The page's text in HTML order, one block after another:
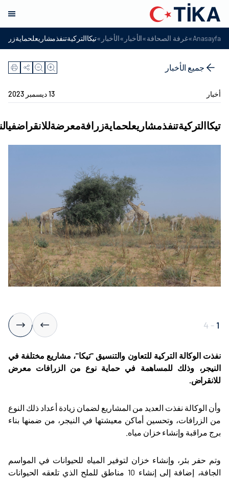
Anasayfa
»غرفة الصحافة»الأخبار »الأخبار »
جميع الأخبار
أخبار 13 ديسمبر 2023
1
-
4
نفذت الوكالة التركية للتعاون والتنسيق "تيكا"، مشاريع مختلفة في
النيجر، وذلك للمساهمة في حماية نوع من الزرافات معرض
للانقراض.
وأن الوكالة نفذت العديد من المشاريع لضمان زيادة أعداد ذلك النوع
من الزرافات، وتحسين أماكن معيشتها في النيجر، من ضمنها بناء
برج مراقبة وإنشاء خزان مياه
وتم حفر بئر، وإنشاء خزان لتوفير المياه للحيوانات في المواسم
الجافة، إضافة إلى إنشاء 10 مناطق للملح الذي تلعقه الحيوانات